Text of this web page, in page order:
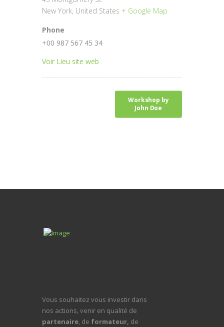
New York, United States + Google Map
Phone
+00 987 567 45 34
Voir Lieu site web
Workshop by
John Doe
Vous souhaitez vous investir dans
nos actions, venir en qualité de
partenaire, de formateur, de